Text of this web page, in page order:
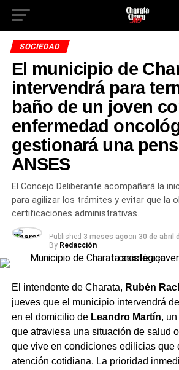
SOCIEDAD
El municipio de
intervendrá para
baño de un joven
enfermedad
gestionará una
ANSES
El Concejo Deliberante acompañará la
para agilizar los trámites y evitar que la
certificaciones administrativas.
Published 3 meses agoon 30 de abril
By Redacción
El intendente de Charata, Rubén
jueves que el municipio intervendrá
en el domicilio de Leandro Martín,
que atraviesa una situación de salud
que vive en condiciones edilicias que
atención cotidiana. La prioridad